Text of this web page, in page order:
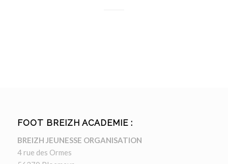
FOOT BREIZH ACADEMIE :
BREIZH JEUNESSE ORGANISATION
4 rue des Ormes